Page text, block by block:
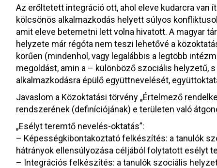
Az erőltetett integráció ott, ahol eleve kudarcra van
kölcsönös alkalmazkodás helyett súlyos
amit eleve betemetni lett volna hivatott. A magyar
helyzete már régóta nem teszi lehetővé a
körűen (mindenhol, vagy legalábbis a legtöbb
megoldást, amin a – különböző szociális helyzetű,
alkalmazkodásra épülő együttnevelését,
Javaslom a Közoktatási törvény „Értelmező
rendszerének (definíciójának) e területen való
„Esélyt teremtő nevelés-oktatás”:
– Képességkibontakoztató felkészítés: a tanulók
hátrányok ellensúlyozása céljából folytatott esélyt
– Integrációs felkészítés: a tanulók szociális